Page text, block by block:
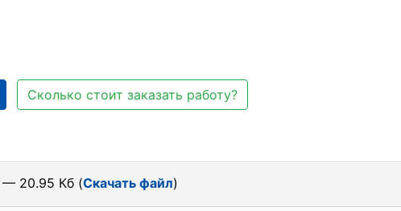
Сколько стоит заказать работу?
— 20.95 Кб (Скачать файл)